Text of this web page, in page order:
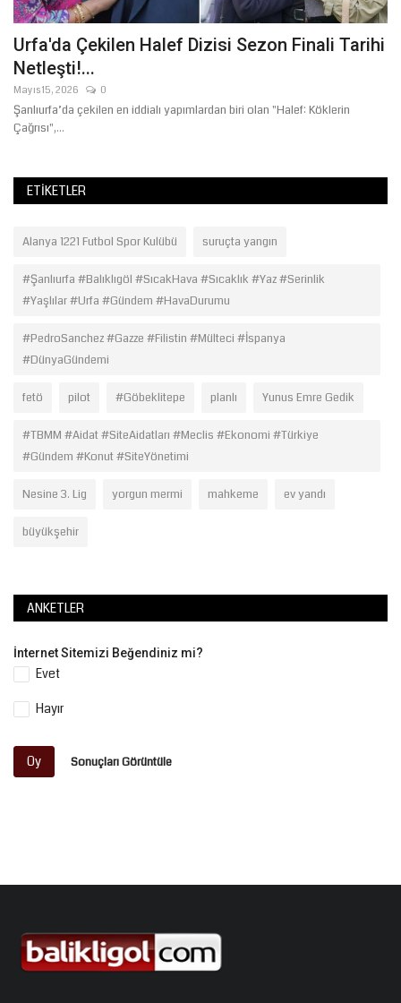
Urfa'da Çekilen Halef Dizisi Sezon Finali Tarihi
Netleşti!...
Mayıs 15, 2026 0
Şanlıurfa’da çekilen en iddialı yapımlardan biri olan "Halef: Köklerin
Çağrısı",...
ETIKETLER
Alanya 1221 Futbol Spor Kulübü suruçta yangın
#Şanlıurfa #Balıklıgöl #SıcakHava #Sıcaklık #Yaz #Serinlik
#Yaşlılar #Urfa #Gündem #HavaDurumu
#PedroSanchez #Gazze #Filistin #Mülteci #İspanya
#DünyaGündemi
fetö pilot #Göbeklitepe planlı Yunus Emre Gedik
#TBMM #Aidat #SiteAidatları #Meclis #Ekonomi #Türkiye
#Gündem #Konut #SiteYönetimi
Nesine 3. Lig yorgun mermi mahkeme ev yandı
büyükşehir
ANKETLER
İnternet Sitemizi Beğendiniz mi?
Evet
Hayır
Oy Sonuçları Görüntüle